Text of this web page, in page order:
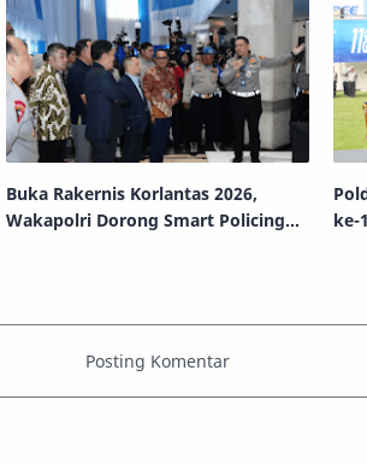
Buka Rakernis Korlantas 2026,
Wakapolri Dorong Smart Policing
ke-